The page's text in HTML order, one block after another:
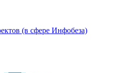
(в сфере Инфобеза)